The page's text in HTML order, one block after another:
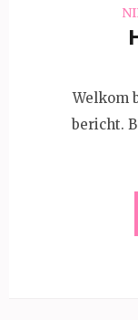
Welkom
bericht.